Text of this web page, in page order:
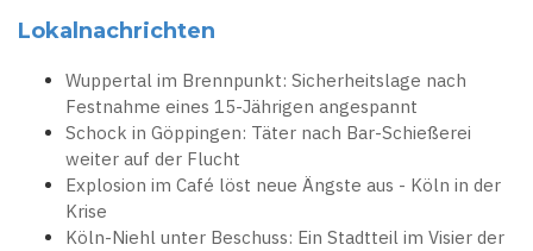
Lokalnachrichten
Wuppertal im Brennpunkt: Sicherheitslage nach
Festnahme eines 15-Jährigen angespannt
Schock in Göppingen: Täter nach Bar-Schießerei
weiter auf der Flucht
Explosion im Café löst neue Ängste aus - Köln in der
Krise
Köln-Niehl unter Beschuss: Ein Stadtteil im Visier der